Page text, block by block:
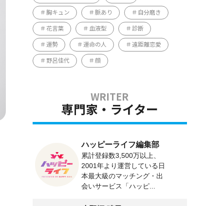
胸キュン 脈あり 自分磨き
花言葉 血液型 診断
運勢 運命の人 遠距離恋愛
野呂佳代 顔
専門家・ライター
ハッピーライフ編集部
累計登録数3,500万以上、
2001年より運営している日
本最大級のマッチング・出
会いサービス「ハッピ...